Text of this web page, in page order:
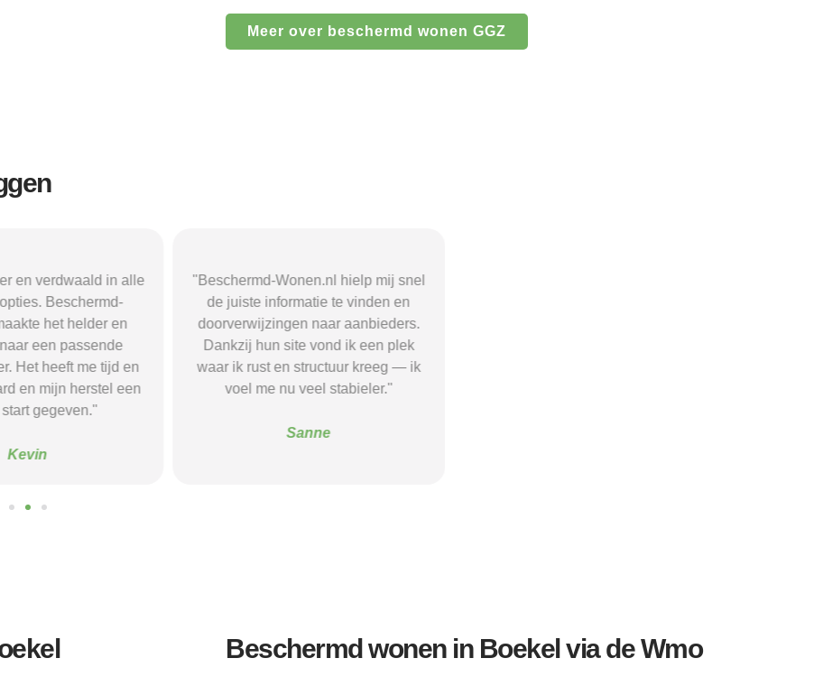
Meer over beschermd wonen GGZ
hielp mij snel
te vinden en
naar aanbieders.
vond ik een plek
structuur kreeg — ik
veel stabieler."
"Door de duidelijke uitleg op
Beschermd-Wonen.nl wist ik precies
welke vragen ik moest stellen
tijdens intakegesprekken. Daardoor
kwam ik bij een aanbieder die echt
bij mij past. Mijn zelfstandigheid is
Beschermd wonen in Boekel via de Wmo